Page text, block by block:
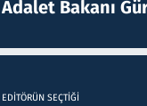
Adalet Bakanı
EDITÖRÜN SEÇTIĞI